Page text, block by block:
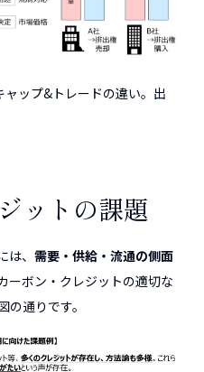
ャップ&トレードの違い。出
ットの課題
、 需要・供給・流通の側面
ーボン・クレジットの適切な
通りです。